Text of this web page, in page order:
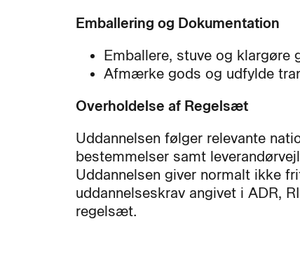
Emballering og Dokumentation
Emballere, stuve og klargøre
Afmærke gods og udfylde
Overholdelse af Regelsæt
Uddannelsen følger relevante
bestemmelser samt
Uddannelsen giver normalt ikke
uddannelseskrav angivet i ADR,
regelsæt.